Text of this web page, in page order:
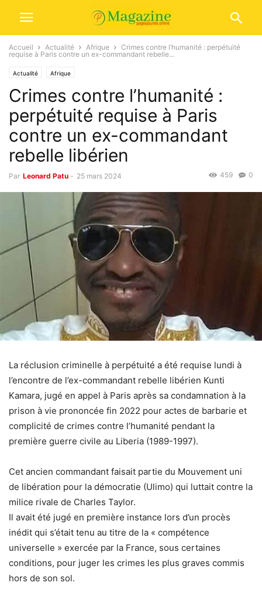
Accueil Actualité Afrique
Crimes contre l’humanité : perpétuité
requise à Paris contre un ex-commandant rebelle...
Actualité Afrique
Crimes contre l’humanité :
perpétuité requise à Paris
contre un ex-commandant
rebelle libérien
Par Leonard Patu - 25 mars 2024 0
459
La réclusion criminelle à perpétuité a été requise lundi à
l’encontre de l’ex-commandant rebelle libérien Kunti
Kamara, jugé en appel à Paris après sa condamnation à la
prison à vie prononcée fin 2022 pour actes de barbarie et
complicité de crimes contre l’humanité pendant la
première guerre civile au Liberia (1989-1997).
Cet ancien commandant faisait partie du Mouvement uni
de libération pour la démocratie (Ulimo) qui luttait contre la
milice rivale de Charles Taylor.
Il avait été jugé en première instance lors d’un procès
inédit qui s’était tenu au titre de la « compétence
universelle » exercée par la France, sous certaines
conditions, pour juger les crimes les plus graves commis
hors de son sol.